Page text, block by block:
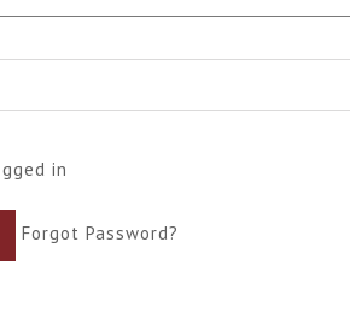
in
Forgot Password?